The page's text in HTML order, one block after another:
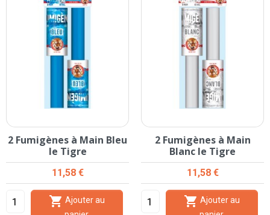
2 Fumigènes à Main Bleu
le Tigre
Prix
11,58 €

2 Fumigènes à Main
Blanc le Tigre
Prix
11,58 €
